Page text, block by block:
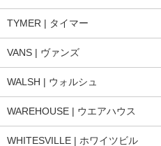
TYMER | タイマー
VANS | ヴァンズ
WALSH | ウォルシュ
WAREHOUSE | ウエアハウス
WHITESVILLE | ホワイツビル